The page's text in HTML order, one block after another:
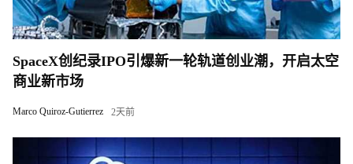
SpaceX创纪录IPO引爆新一轮轨道创业潮，开启太空
商业新市场
Marco Quiroz-Gutierrez 2天前